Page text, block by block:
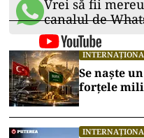
Vrei să fii
canalul de
Se naște
forțele